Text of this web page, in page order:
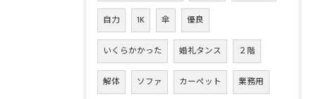
自力 1K 傘 優良
いくらかかった 婚礼タンス ２階
解体 ソファ カーペット 業務用